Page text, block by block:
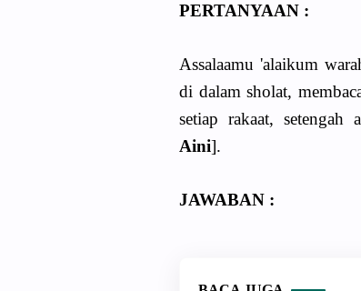
PERTANYAAN :
Assalaamu 'alaikum
di dalam sholat,
setiap rakaat, setengah
Aini].
JAWABAN :